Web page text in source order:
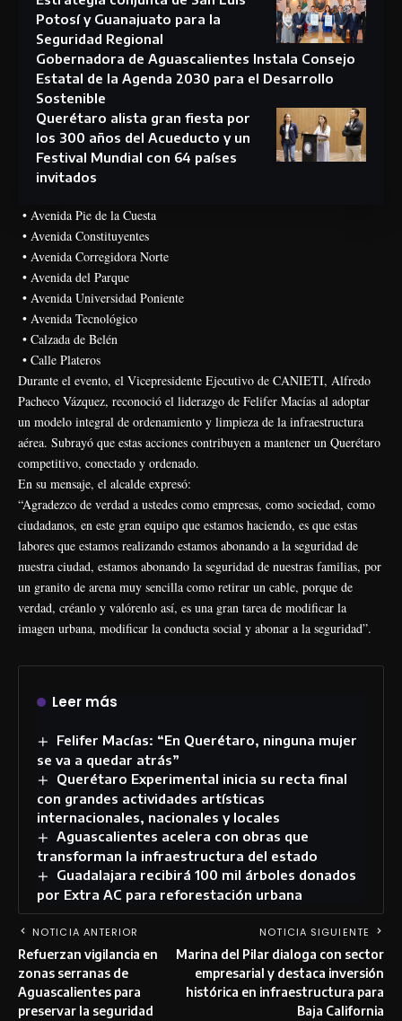
Potosí y Guanajuato para la
Seguridad Regional
Gobernadora de Aguascalientes Instala Consejo
Estatal de la Agenda 2030 para el Desarrollo
Sostenible
Querétaro alista gran fiesta por
los 300 años del Acueducto y un
Festival Mundial con 64 países
invitados
• Avenida Pie de la Cuesta
• Avenida Constituyentes
• Avenida Corregidora Norte
• Avenida del Parque
• Avenida Universidad Poniente
• Avenida Tecnológico
• Calzada de Belén
• Calle Plateros
Durante el evento, el Vicepresidente Ejecutivo de CANIETI, Alfredo
Pacheco Vázquez, reconoció el liderazgo de Felifer Macías al adoptar
un modelo integral de ordenamiento y limpieza de la infraestructura
aérea. Subrayó que estas acciones contribuyen a mantener un Querétaro
competitivo, conectado y ordenado.
En su mensaje, el alcalde expresó:
“Agradezco de verdad a ustedes como empresas, como sociedad, como
ciudadanos, en este gran equipo que estamos haciendo, es que estas
labores que estamos realizando estamos abonando a la seguridad de
nuestra ciudad, estamos abonando la seguridad de nuestras familias, por
un granito de arena muy sencilla como retirar un cable, porque de
verdad, créanlo y valórenlo así, es una gran tarea de modificar la
imagen urbana, modificar la conducta social y abonar a la seguridad”.
Leer más
Felifer Macías: “En Querétaro, ninguna mujer
se va a quedar atrás”
Querétaro Experimental inicia su recta final
con grandes actividades artísticas
internacionales, nacionales y locales
Aguascalientes acelera con obras que
transforman la infraestructura del estado
Guadalajara recibirá 100 mil árboles donados
por Extra AC para reforestación urbana
NOTICIA ANTERIOR
Refuerzan vigilancia en
zonas serranas de
Aguascalientes para
preservar la seguridad
NOTICIA SIGUIENTE
Marina del Pilar dialoga con sector
empresarial y destaca inversión
histórica en infraestructura para
Baja California